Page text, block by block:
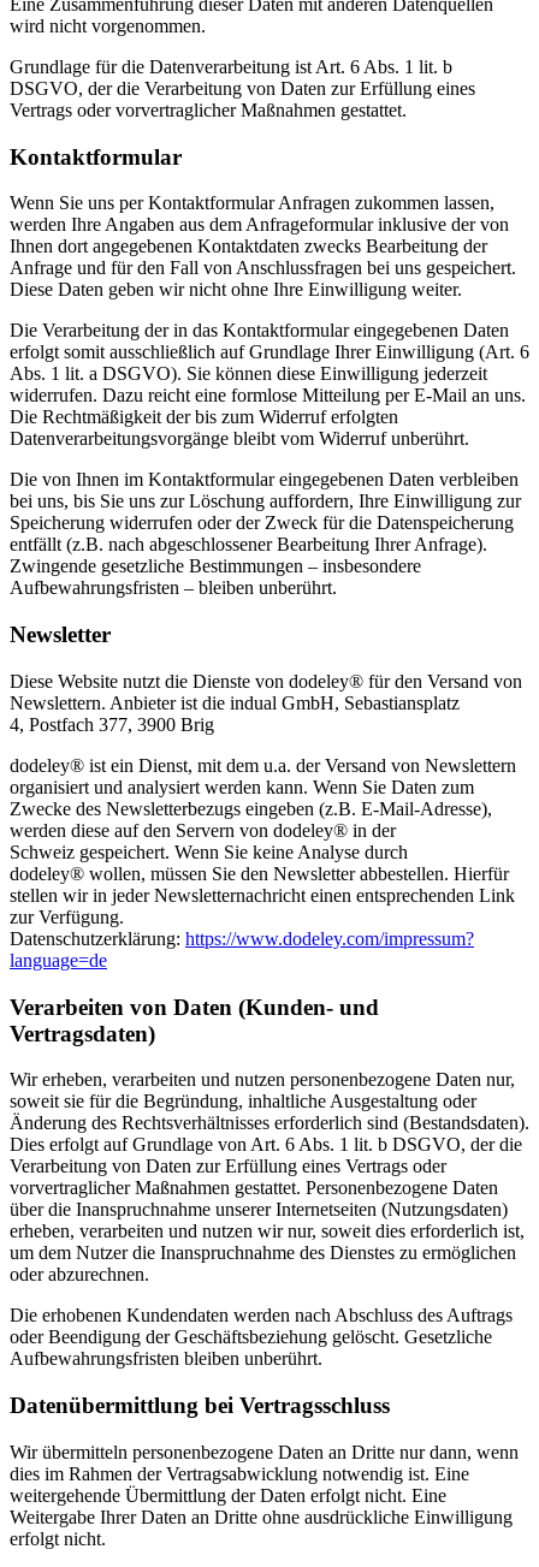
Eine Zusammenführung dieser Daten mit anderen Datenquellen
wird nicht vorgenommen.
Grundlage für die Datenverarbeitung ist Art. 6 Abs. 1 lit. b
DSGVO, der die Verarbeitung von Daten zur Erfüllung eines
Vertrags oder vorvertraglicher Maßnahmen gestattet.
Kontaktformular
Wenn Sie uns per Kontaktformular Anfragen zukommen lassen,
werden Ihre Angaben aus dem Anfrageformular inklusive der von
Ihnen dort angegebenen Kontaktdaten zwecks Bearbeitung der
Anfrage und für den Fall von Anschlussfragen bei uns gespeichert.
Diese Daten geben wir nicht ohne Ihre Einwilligung weiter.
Die Verarbeitung der in das Kontaktformular eingegebenen Daten
erfolgt somit ausschließlich auf Grundlage Ihrer Einwilligung (Art. 6
Abs. 1 lit. a DSGVO). Sie können diese Einwilligung jederzeit
widerrufen. Dazu reicht eine formlose Mitteilung per E-Mail an uns.
Die Rechtmäßigkeit der bis zum Widerruf erfolgten
Datenverarbeitungsvorgänge bleibt vom Widerruf unberührt.
Die von Ihnen im Kontaktformular eingegebenen Daten verbleiben
bei uns, bis Sie uns zur Löschung auffordern, Ihre Einwilligung zur
Speicherung widerrufen oder der Zweck für die Datenspeicherung
entfällt (z.B. nach abgeschlossener Bearbeitung Ihrer Anfrage).
Zwingende gesetzliche Bestimmungen – insbesondere
Aufbewahrungsfristen – bleiben unberührt.
Newsletter
Diese Website nutzt die Dienste von dodeley® für den Versand von
Newslettern. Anbieter ist die indual GmbH, Sebastiansplatz
4, Postfach 377, 3900 Brig
dodeley® ist ein Dienst, mit dem u.a. der Versand von Newslettern
organisiert und analysiert werden kann. Wenn Sie Daten zum
Zwecke des Newsletterbezugs eingeben (z.B. E-Mail-Adresse),
werden diese auf den Servern von dodeley® in der
Schweiz gespeichert. Wenn Sie keine Analyse durch
dodeley® wollen, müssen Sie den Newsletter abbestellen. Hierfür
stellen wir in jeder Newsletternachricht einen entsprechenden Link
zur Verfügung.
Datenschutzerklärung: https://www.dodeley.com/impressum?
language=de
Verarbeiten von Daten (Kunden- und
Vertragsdaten)
Wir erheben, verarbeiten und nutzen personenbezogene Daten nur,
soweit sie für die Begründung, inhaltliche Ausgestaltung oder
Änderung des Rechtsverhältnisses erforderlich sind (Bestandsdaten).
Dies erfolgt auf Grundlage von Art. 6 Abs. 1 lit. b DSGVO, der die
Verarbeitung von Daten zur Erfüllung eines Vertrags oder
vorvertraglicher Maßnahmen gestattet. Personenbezogene Daten
über die Inanspruchnahme unserer Internetseiten (Nutzungsdaten)
erheben, verarbeiten und nutzen wir nur, soweit dies erforderlich ist,
um dem Nutzer die Inanspruchnahme des Dienstes zu ermöglichen
oder abzurechnen.
Die erhobenen Kundendaten werden nach Abschluss des Auftrags
oder Beendigung der Geschäftsbeziehung gelöscht. Gesetzliche
Aufbewahrungsfristen bleiben unberührt.
Datenübermittlung bei Vertragsschluss
Wir übermitteln personenbezogene Daten an Dritte nur dann, wenn
dies im Rahmen der Vertragsabwicklung notwendig ist. Eine
weitergehende Übermittlung der Daten erfolgt nicht. Eine
Weitergabe Ihrer Daten an Dritte ohne ausdrückliche Einwilligung
erfolgt nicht.